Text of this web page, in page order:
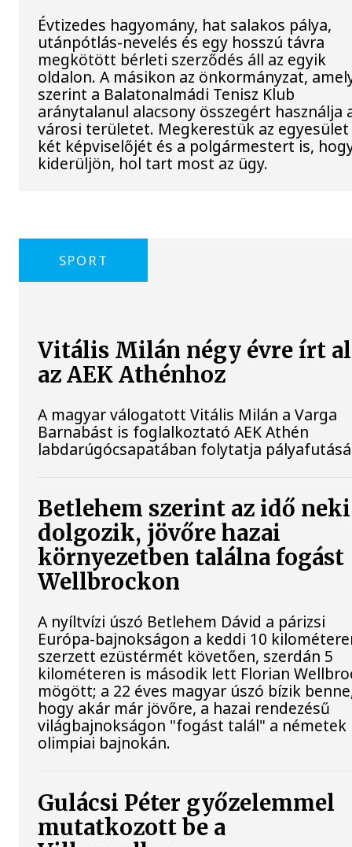
Évtizedes hagyomány, hat salakos pálya,
utánpótlás-nevelés és egy hosszú távra
megkötött bérleti szerződés áll az egyik
oldalon. A másikon az önkormányzat,
szerint a Balatonalmádi Tenisz Klub
aránytalanul alacsony összegért használja
városi területet. Megkerestük az egyesület
két képviselőjét és a polgármestert is,
kiderüljön, hol tart most az ügy.
SPORT
Vitális Milán négy évre írt
az AEK Athénhoz
A magyar válogatott Vitális Milán a Varga
Barnabást is foglalkoztató AEK Athén
labdarúgócsapatában folytatja
Betlehem szerint az idő neki
dolgozik, jövőre hazai
környezetben találna fogást
Wellbrockon
A nyíltvízi úszó Betlehem Dávid a párizsi
Európa-bajnokságon a keddi 10
szerzett ezüstérmét követően, szerdán 5
kilométeren is második lett Florian
mögött; a 22 éves magyar úszó bízik
hogy akár már jövőre, a hazai rendezésű
világbajnokságon "fogást talál" a németek
olimpiai bajnokán.
Gulácsi Péter győzelemmel
mutatkozott be a